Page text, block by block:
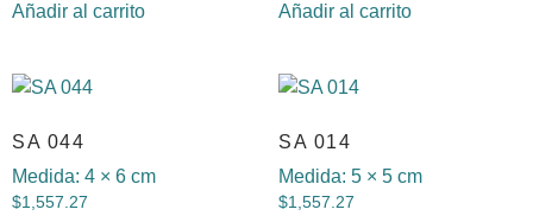
Añadir al carrito Añadir al carrito
SA 044
Medida: 4 × 6 cm
$1,557.27
SA 014
Medida: 5 × 5 cm
$1,557.27